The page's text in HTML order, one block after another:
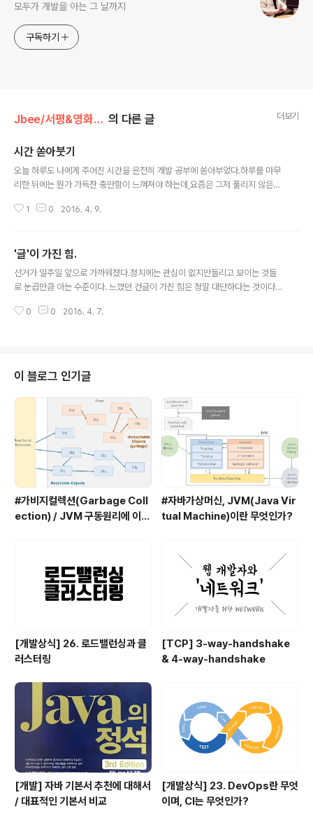
모두가 개발을 아는 그 날까지
구독하기
Jbee/서평&영화&자격증 의 다른 글 더보기
시간 쏟아붓기
오늘 하루도 나에게 주어진 시간을 온전히 개발 공부에 쏟아부었다.하루를 마무
리한 뒤에는 뭔가 가득찬 충만함이 느껴져야 하는데,요즘은 그저 풀리지 않은
은 머리는 아니라고 매순간 느낀다.난 머리가 좋으니까 라고 생각했던 어린 생
고'조건도 하나 붙어야겠다.'내가 하고 싶은 것이 구체화되고 그에 맞는 목표를
설정했을 때' 난 시간을 쏟아부으면 될 거라고 믿었다.그런데 실패했다.두 번.그
런데도 시간을 쏟아붓는다.이번만큼은 될 거라고 믿기 때문이다.이번이 세번째.
1 0 2016. 4. 9.
'글'이 가진 힘.
선거가 일주일 앞으로 가까워졌다.정치에는 관심이 없지만들리고 보이는 것들
로 눈곱만큼 아는 수준이다. 느꼈던 건글이 가진 힘은 정말 대단하다는 것이다.
식간이다.SNS를 타고 1분이면 엄청나게 많은 사람들 손안으로 들어오게 된다.
게 들어가는 순간,'효과'를 발휘한다.굉장히 비판적이고 어느 누구보다 객관적인
시각으로 글을 대하지 않는다면자신이 평소 가지고 있던 생각을 증폭시킬 수도
있고아예 반전시킬 ..
0 0 2016. 4. 7.
이 블로그 인기글
#가비지컬렉션(Garbage Coll
ection) / JVM 구동원리에 이어
#자바가상머신, JVM(Java Vir
tual Machine)이란 무엇인가?
[개발상식] 26. 로드밸런싱과 클
러스터링
[TCP] 3-way-handshake
& 4-way-handshake
[개발] 자바 기본서 추천에 대해서
/ 대표적인 기본서 비교
[개발상식] 23. DevOps란 무엇
이며, CI는 무엇인가?